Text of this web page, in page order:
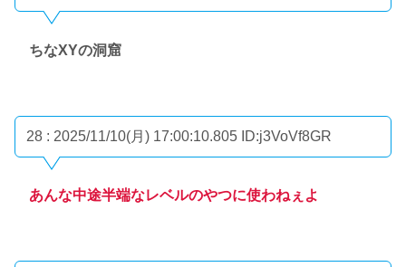
ちなXYの洞窟
28 : 2025/11/10(月) 17:00:10.805 ID:j3VoVf8GR
あんな中途半端なレベルのやつに使わねぇよ